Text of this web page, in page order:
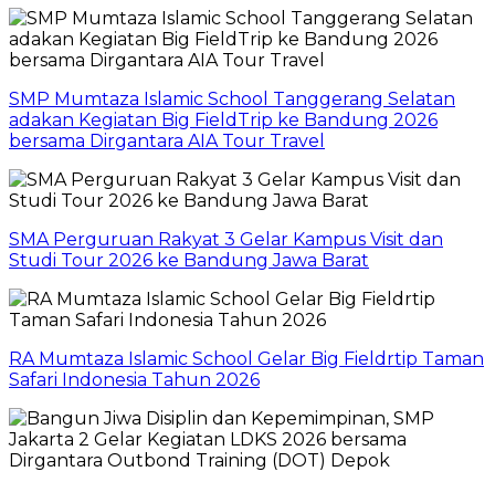
SMP Mumtaza Islamic School Tanggerang Selatan
adakan Kegiatan Big FieldTrip ke Bandung 2026
bersama Dirgantara AIA Tour Travel
SMA Perguruan Rakyat 3 Gelar Kampus Visit dan
Studi Tour 2026 ke Bandung Jawa Barat
RA Mumtaza Islamic School Gelar Big Fieldrtip Taman
Safari Indonesia Tahun 2026